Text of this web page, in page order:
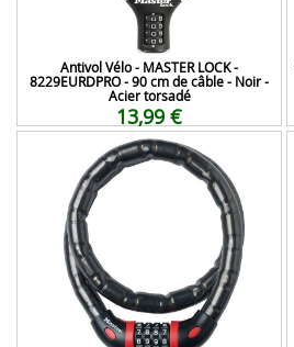
Antivol Vélo - MASTER LOCK -
8229EURDPRO - 90 cm de câble - Noir -
Acier torsadé
13,99 €